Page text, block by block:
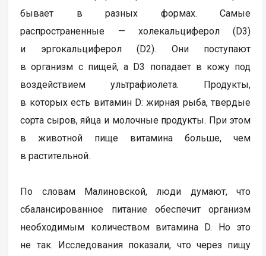
бывает в разных формах. Самые
распространенные — холекальциферол (D3)
и эргокальциферол (D2). Они поступают
в организм с пищей, а D3 попадает в кожу под
воздействием ультрафиолета. Продукты,
в которых есть витамин D: жирная рыба, твердые
сорта сыров, яйца и молочные продукты. При этом
в животной пище витамина больше, чем
в растительной.
По словам Малиновской, люди думают, что
сбалансированное питание обеспечит организм
необходимым количеством витамина D. Но это
не так. Исследования показали, что через пищу